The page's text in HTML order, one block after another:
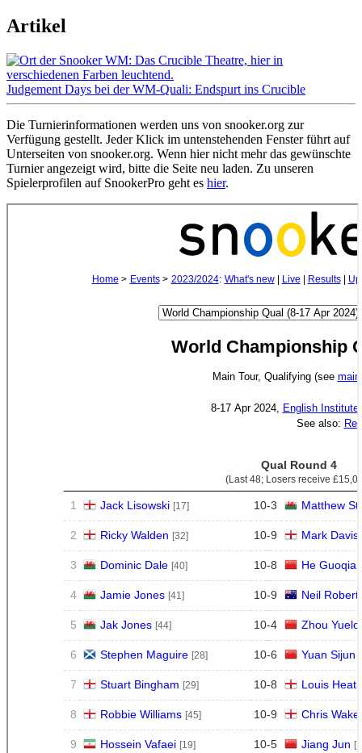
Artikel
Judgement Days bei der WM-Quali: Endspurt ins Crucible
Die Turnierinformationen werden uns von snooker.org zur
Verfügung gestellt. Jeder Klick im untenstehenden Fenster führt auf
Unterseiten von snooker.org. Wenn hier nicht mehr das gewünschte
Turnier angezeigt wird, bitte die Seite neu laden. Zu unseren
Spielerprofilen auf SnookerPro geht es hier.